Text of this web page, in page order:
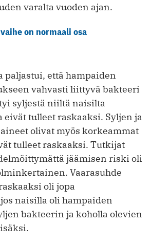
varalta vuoden ajan.
on normaali osa
paljastui, että hampaiden
vahvasti liittyvä bakteeri
syljestä niiltä naisilta
eivät tulleet raskaaksi. Syljen ja
olivat myös korkeammat
tulleet raskaaksi. Tutkijat
jäämisen riski oli
Vaarasuhde
oli jopa
naisilla oli hampaiden
bakteerin ja koholla olevien